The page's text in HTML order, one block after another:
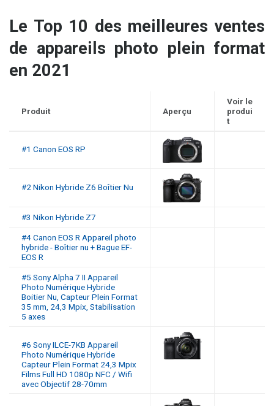
Le Top 10 des meilleures ventes
de appareils photo plein format
en 2021
Produit Aperçu
Voir le
produi
t
#1 Canon EOS RP
#2 Nikon Hybride Z6 Boîtier Nu
#3 Nikon Hybride Z7
#4 Canon EOS R Appareil photo
hybride - Boîtier nu + Bague EF-
EOS R
#5 Sony Alpha 7 II Appareil
Photo Numérique Hybride
Boitier Nu, Capteur Plein Format
35 mm, 24,3 Mpix, Stabilisation
5 axes
#6 Sony ILCE-7KB Appareil
Photo Numérique Hybride
Capteur Plein Format 24,3 Mpix
Films Full HD 1080p NFC / Wifi
avec Objectif 28-70mm